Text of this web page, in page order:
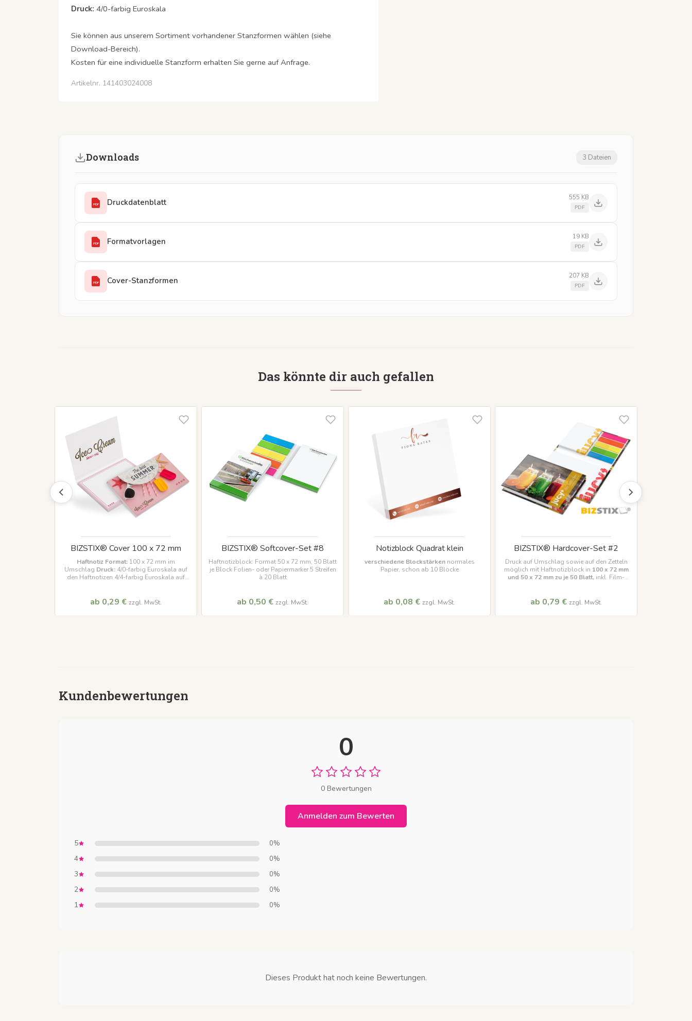
Druck: 4/0-farbig Euroskala
Sie können aus unserem Sortiment vorhandener Stanzformen wählen (siehe
Download-Bereich).
Kosten für eine individuelle Stanzform erhalten Sie gerne auf Anfrage.
Artikelnr. 141403024008
Downloads 3 Dateien
PDF Druckdatenblatt 555 KB
PDF
PDF Formatvorlagen 19 KB
PDF
PDF Cover-Stanzformen 207 KB
PDF
Das könnte dir auch gefallen
BIZSTIX® Cover 100 x 72 mm
Haftnotiz Format: 100 x 72 mm im
Umschlag Druck: 4/0-farbig Euroskala auf
den Haftnotizen 4/4-farbig Euroskala auf
ab 0,29 € zzgl. MwSt.
BIZSTIX® Softcover-Set #8
Haftnotizblock: Format 50 x 72 mm, 50 Blatt
je Block Folien- oder Papiermarker 5 Streifen
à 20 Blatt
ab 0,50 € zzgl. MwSt.
Notizblock Quadrat klein
verschiedene Blockstärken normales
Papier, schon ab 10 Blöcke
ab 0,08 € zzgl. MwSt.
BIZSTIX® Hardcover-Set #2
Druck auf Umschlag sowie auf den Zetteln
möglich mit Haftnotizblock in 100 x 72 mm
und 50 x 72 mmzu je 50 Blatt, inkl. Film-
ab 0,79 € zzgl. MwSt.
Kundenbewertungen
0
0 Bewertungen
Anmelden zum Bewerten
5 0%
4 0%
3 0%
2 0%
1 0%
Dieses Produkt hat noch keine Bewertungen.